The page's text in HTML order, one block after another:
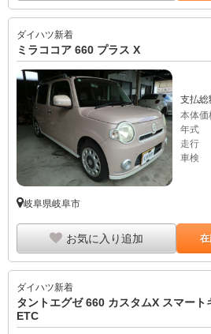
ダイハツ新着
ミラココア 660 プラス X
支払総
本体価
年式
走行
車検
岐阜県岐阜市
お気に入り追加
ダイハツ新着
タントエグゼ 660 カスタムX スマー
ETC